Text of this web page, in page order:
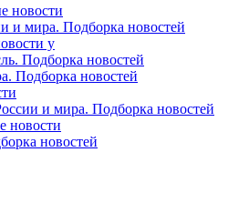
новости
и мира. Подборка новостей
у
Подборка новостей
Подборка новостей
и мира. Подборка новостей
новости
новостей